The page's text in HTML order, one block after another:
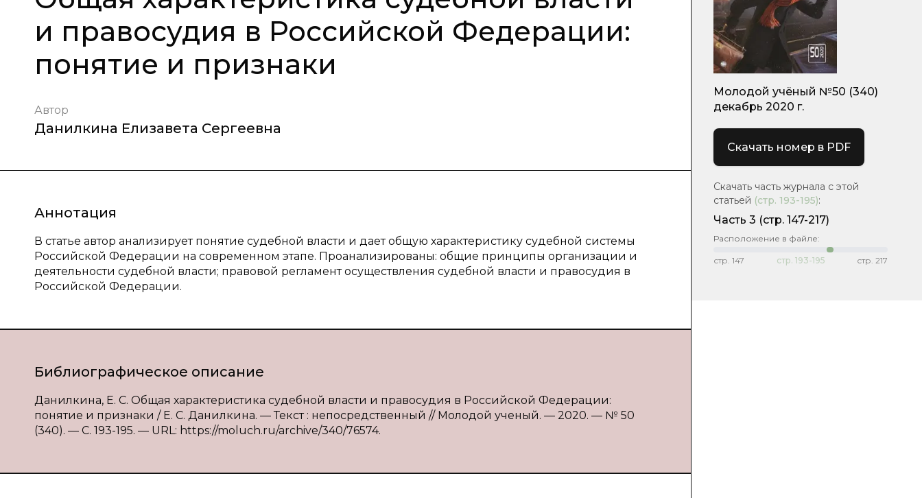
и правосудия в Российской Федерации:
понятие и признаки
Автор
Данилкина Елизавета Сергеевна
Аннотация
В статье автор анализирует понятие судебной власти и дает общую характеристику судебной системы
Российской Федерации на современном этапе. Проанализированы: общие принципы организации и
деятельности судебной власти; правовой регламент осуществления судебной власти и правосудия в
Российской Федерации.
Библиографическое описание
Данилкина, Е. С. Общая характеристика судебной власти и правосудия в Российской Федерации:
понятие и признаки / Е. С. Данилкина. — Текст : непосредственный // Молодой ученый. — 2020. — № 50
(340). — С. 193-195. — URL: https://moluch.ru/archive/340/76574.
Молодой учёный №50 (340)
декабрь 2020 г.
Скачать номер в PDF
Скачать часть журнала с этой
статьей (стр. 193-195):
Часть 3 (стр. 147-217)
Расположение в файле:
стр. 147 стр. 193-195 стр. 217